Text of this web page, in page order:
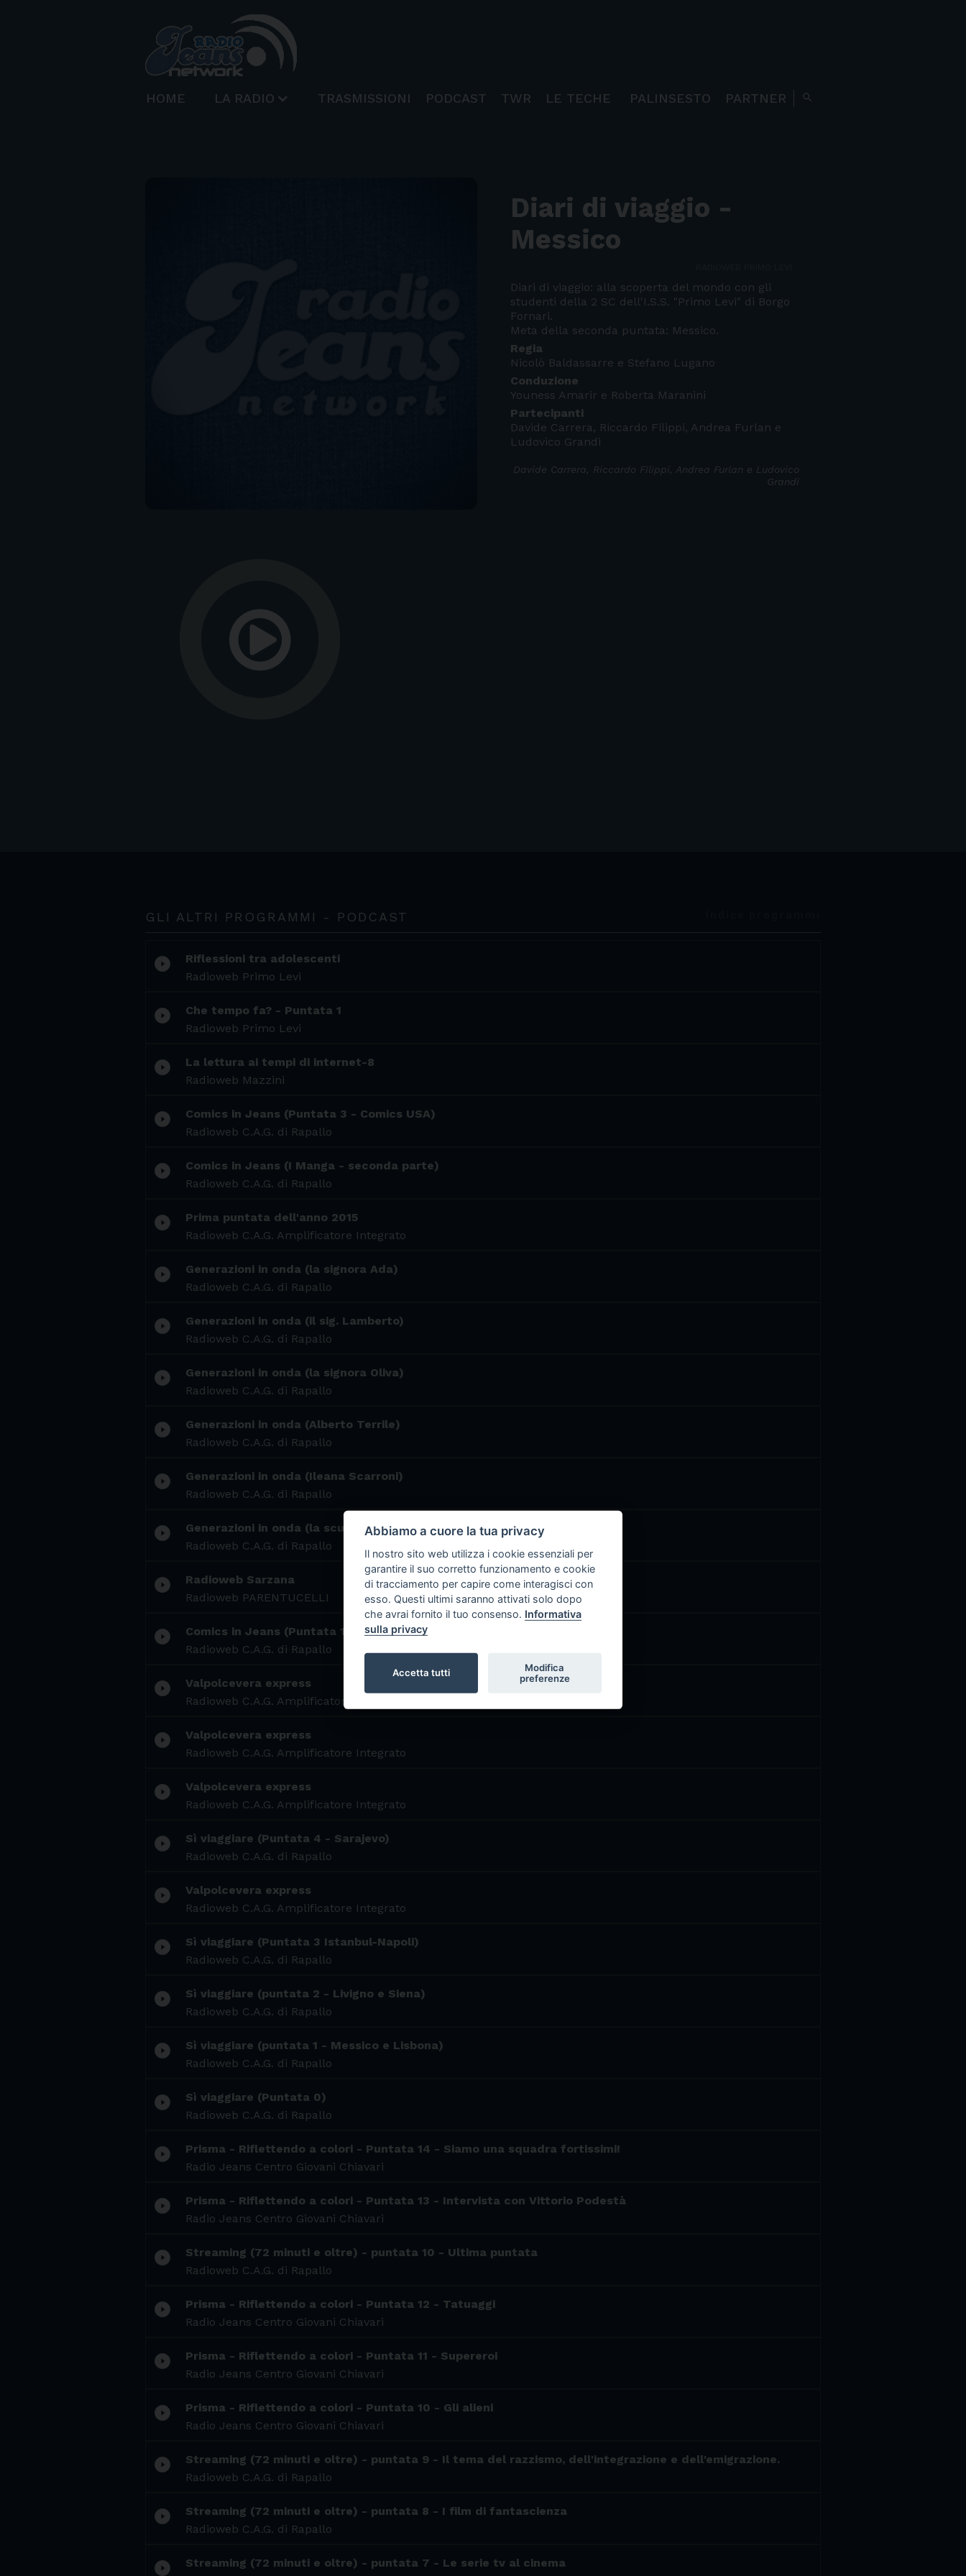
HOME LA RADIO TRASMISSIONI PODCAST TWR LE TECHE PALINSESTO PARTNER search
Diari di viaggio -
Messico
Diari di viaggio: alla scoperta del mondo con gli
studenti della 2 SC dell'I.S.S. "Primo Levi" di Borgo
Fornari.
Meta della seconda puntata: Messico.
Regia
Nicolò Baldassarre e Stefano Lugano
Conduzione
Youness Amarir e Roberta Maranini
Partecipanti
Davide Carrera, Riccardo Filippi, Andrea Furlan e
Ludovico Grandi
Davide Carrera, Riccardo Filippi, Andrea Furlan e Ludovico
Grandi
GLI ALTRI PROGRAMMI - PODCAST
play_circle_filled
Riflessioni tra adolescenti
Radioweb Primo Levi
play_circle_filled
Che tempo fa? - Puntata 1
Radioweb Primo Levi
play_circle_filled
La lettura ai tempi di internet-8
Radioweb Mazzini
play_circle_filled
Comics in Jeans (Puntata 3 - Comics USA)
Radioweb C.A.G. di Rapallo
play_circle_filled
Comics in Jeans (I Manga - seconda parte)
Radioweb C.A.G. di Rapallo
play_circle_filled
Prima puntata dell'anno 2015
Radioweb C.A.G. Amplificatore Integrato
play_circle_filled
Generazioni in onda (la signora Ada)
Radioweb C.A.G. di Rapallo
play_circle_filled
Generazioni in onda (il sig. Lamberto)
Radioweb C.A.G. di Rapallo
play_circle_filled
Generazioni in onda (la signora Oliva)
Radioweb C.A.G. di Rapallo
play_circle_filled
Generazioni in onda (Alberto Terrile)
Radioweb C.A.G. di Rapallo
play_circle_filled
Generazioni in onda (Ileana Scarroni)
Radioweb C.A.G. di Rapallo
play_circle_filled
Generazioni in onda (la scuola media Maria Luigia di Chiavari)
Radioweb C.A.G. di Rapallo
play_circle_filled
Radioweb Sarzana
Radioweb PARENTUCELLI
play_circle_filled
Comics in Jeans (Puntata 1 - I Manga)
Radioweb C.A.G. di Rapallo
play_circle_filled
Valpolcevera express
Radioweb C.A.G. Amplificatore Integrato
play_circle_filled
Valpolcevera express
Radioweb C.A.G. Amplificatore Integrato
play_circle_filled
Valpolcevera express
Radioweb C.A.G. Amplificatore Integrato
play_circle_filled
Sì viaggiare (Puntata 4 - Sarajevo)
Radioweb C.A.G. di Rapallo
play_circle_filled
Valpolcevera express
Radioweb C.A.G. Amplificatore Integrato
play_circle_filled
Sì viaggiare (Puntata 3 Istanbul-Napoli)
Radioweb C.A.G. di Rapallo
play_circle_filled
Sì viaggiare (puntata 2 - Livigno e Siena)
Radioweb C.A.G. di Rapallo
play_circle_filled
Sì viaggiare (puntata 1 - Messico e Lisbona)
Radioweb C.A.G. di Rapallo
play_circle_filled
Sì viaggiare (Puntata 0)
Radioweb C.A.G. di Rapallo
play_circle_filled
Prisma - Riflettendo a colori - Puntata 14 - Siamo una squadra fortissimi!
Radio Jeans Centro Giovani Chiavari
play_circle_filled
Prisma - Riflettendo a colori - Puntata 13 - Intervista con Vittorio Podestà
Radio Jeans Centro Giovani Chiavari
play_circle_filled
Streaming (72 minuti e oltre) - puntata 10 - Ultima puntata
Radioweb C.A.G. di Rapallo
play_circle_filled
Prisma - Riflettendo a colori - Puntata 12 - Tatuaggi
Radio Jeans Centro Giovani Chiavari
play_circle_filled
Prisma - Riflettendo a colori - Puntata 11 - Supereroi
Radio Jeans Centro Giovani Chiavari
play_circle_filled
Prisma - Riflettendo a colori - Puntata 10 - Gli alieni
Radio Jeans Centro Giovani Chiavari
play_circle_filled
Streaming (72 minuti e oltre) - puntata 9 - Il tema del razzismo, dell'integrazione e dell'emigrazione.
Radioweb C.A.G. di Rapallo
play_circle_filled
Streaming (72 minuti e oltre) - puntata 8 - I film di fantascienza
Radioweb C.A.G. di Rapallo
play_circle_filled
Streaming (72 minuti e oltre) - puntata 7 - Le serie tv al cinema
Abbiamo a cuore la tua privacy
Il nostro sito web utilizza i cookie essenziali per
garantire il suo corretto funzionamento e cookie
di tracciamento per capire come interagisci con
esso. Questi ultimi saranno attivati solo dopo
che avrai fornito il tuo consenso. Informativa
sulla privacy
Accetta tutti
Modifica
preferenze